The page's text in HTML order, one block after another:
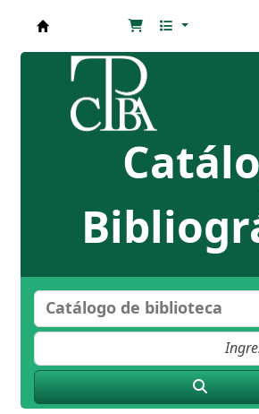
Biblioteca Bartolomé Mitre